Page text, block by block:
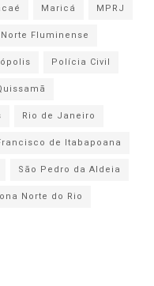
Maricá
MPRJ
Norte Fluminense
Polícia Civil
Rio de Janeiro
de Itabapoana
São Pedro da Aldeia
Norte do Rio